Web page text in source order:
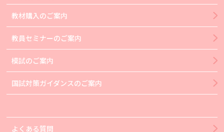
教材購入のご案内
教員セミナーのご案内
模試のご案内
国試対策ガイダンスのご案内
よくある質問